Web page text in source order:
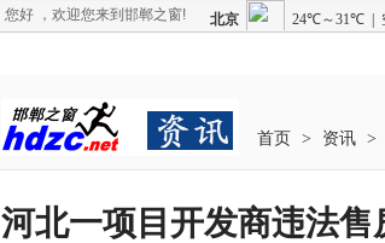
您好 ，欢迎您来到邯郸之窗!
首页 > 资讯 >
河北一项目开发商违法售